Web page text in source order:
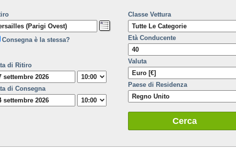
Consegna è la stessa?
di Ritiro
di Consegna
Classe Vettura
Età Conducente
Valuta
Paese di Residenza
Cerca